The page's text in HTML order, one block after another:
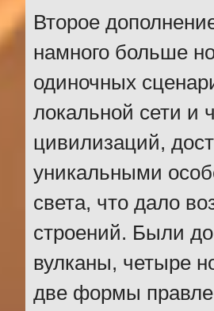
Второе
намного больше
одиночных
локальной сети и
цивилизаций,
уникальными
света, что дало
строений. Были
вулканы, четыре
две формы